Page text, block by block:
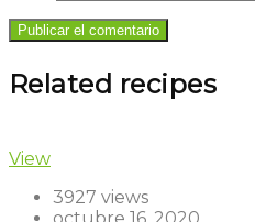
Related recipes
View
3927 views